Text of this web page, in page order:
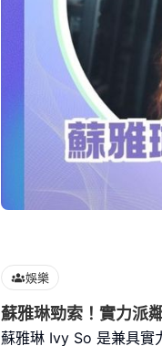
娛樂
蘇雅琳勁索！實力派
蘇雅琳 Ivy So 是兼具實